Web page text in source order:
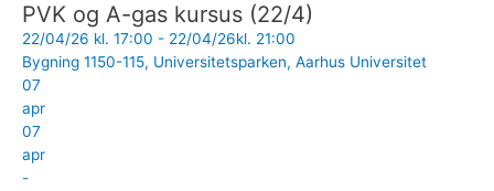
PVK og A-gas kursus (22/4)
22/04/26 kl. 17:00 - 22/04/26kl. 21:00
Bygning 1150-115, Universitetsparken, Aarhus Universitet
07
apr
07
apr
-